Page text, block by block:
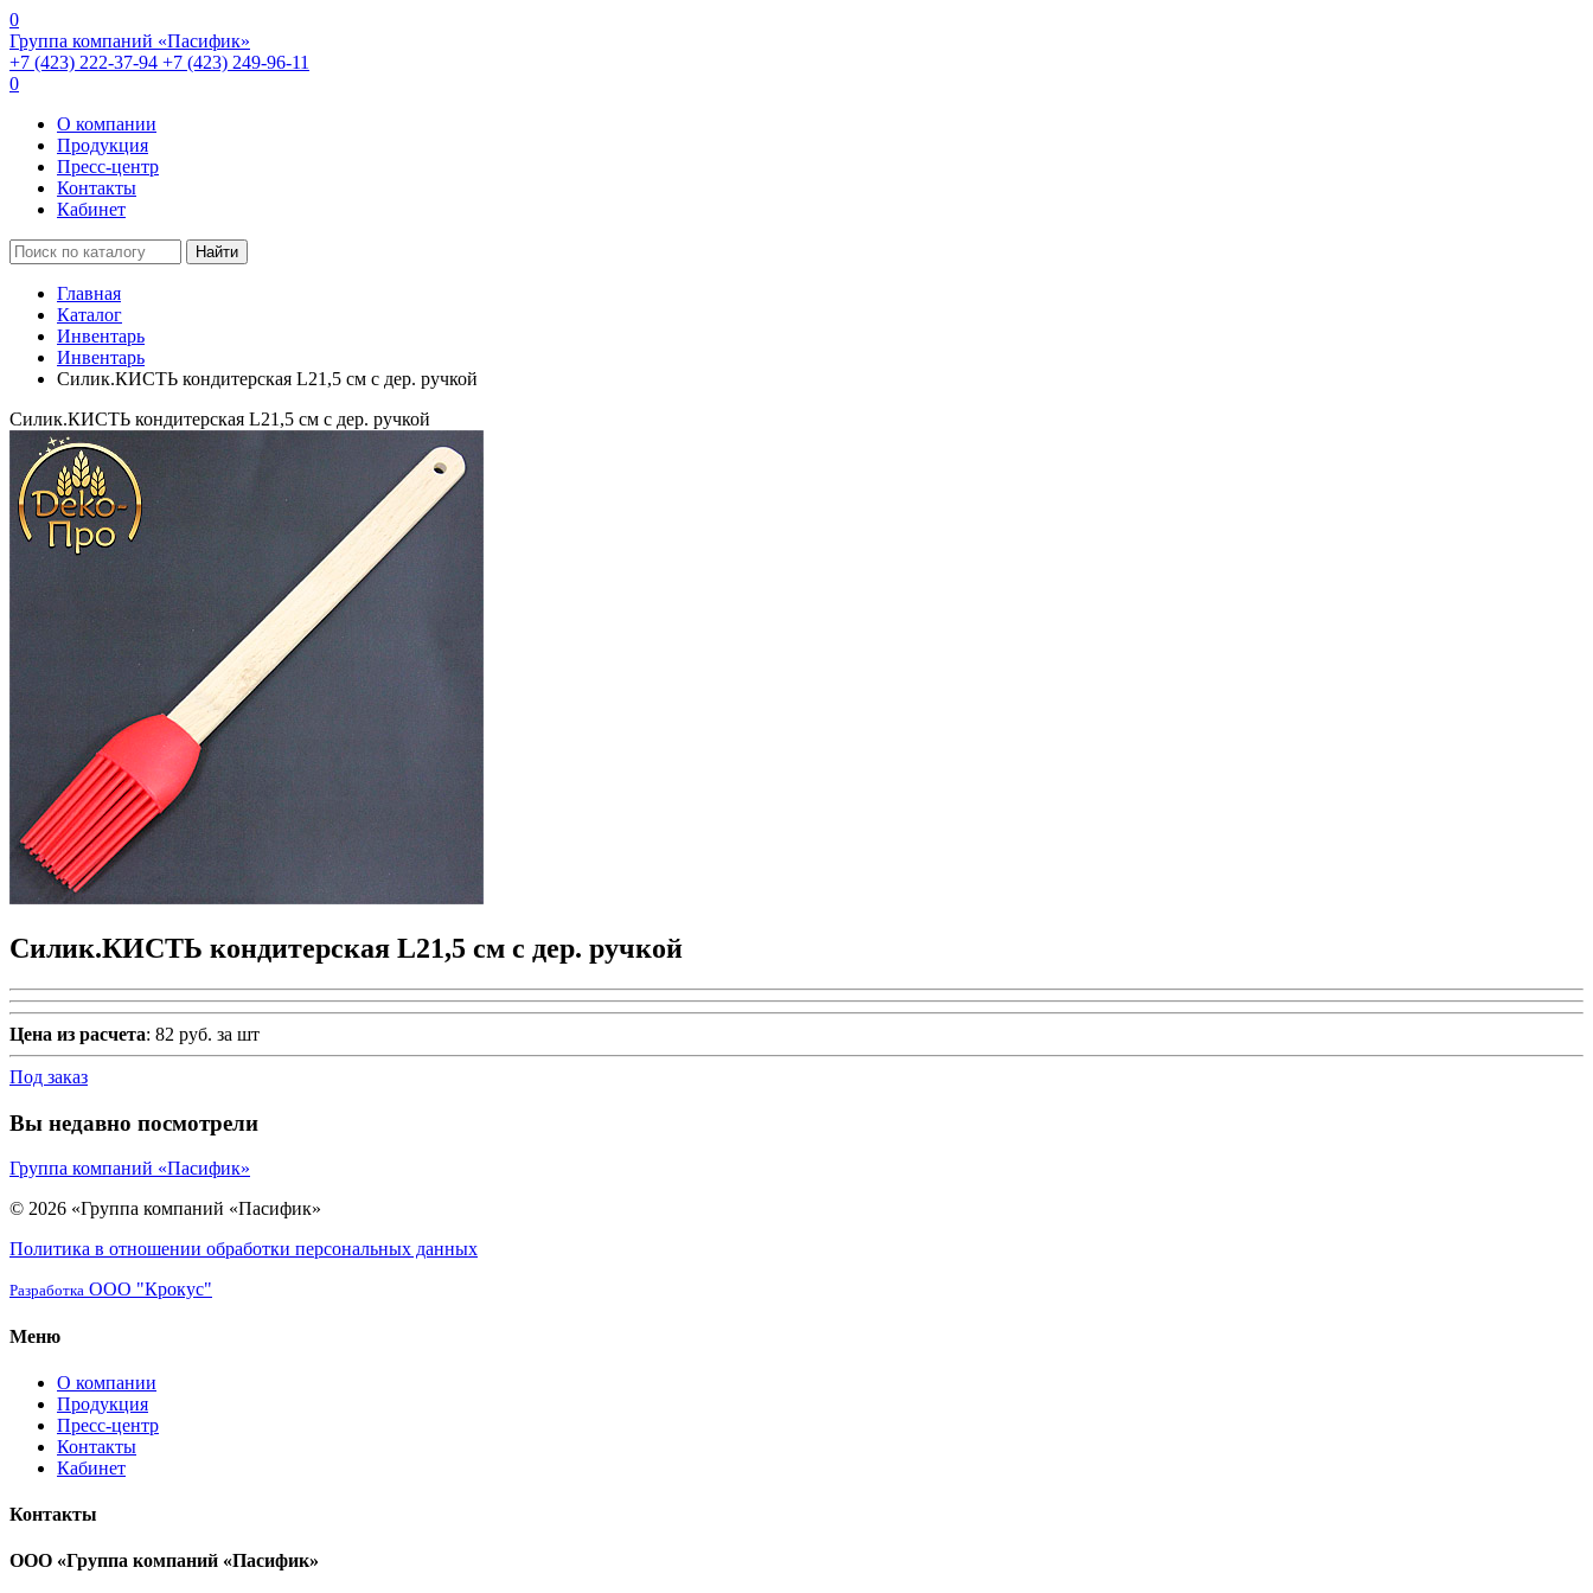
0
Группа компаний «Пасифик»
+7 (423) 222-37-94 +7 (423) 249-96-11
0
О компании
Продукция
Пресс-центр
Контакты
Кабинет
Найти
Главная
Каталог
Инвентарь
Инвентарь
Силик.КИСТЬ кондитерская L21,5 см с дер. ручкой
Силик.КИСТЬ кондитерская L21,5 см с дер. ручкой
Силик.КИСТЬ кондитерская L21,5 см с дер. ручкой
Цена из расчета: 82 руб. за шт
Под заказ
Вы недавно посмотрели
Группа компаний «Пасифик»
© 2026 «Группа компаний «Пасифик»
Политика в отношении обработки персональных данных
Разработка ООО "Крокус"
Меню
О компании
Продукция
Пресс-центр
Контакты
Кабинет
Контакты
ООО «Группа компаний «Пасифик»